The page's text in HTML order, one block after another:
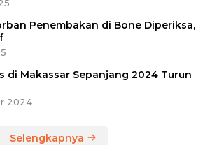
Penembakan di Bone Diperiksa,
di Makassar Sepanjang 2024 Turun
2024
Selengkapnya